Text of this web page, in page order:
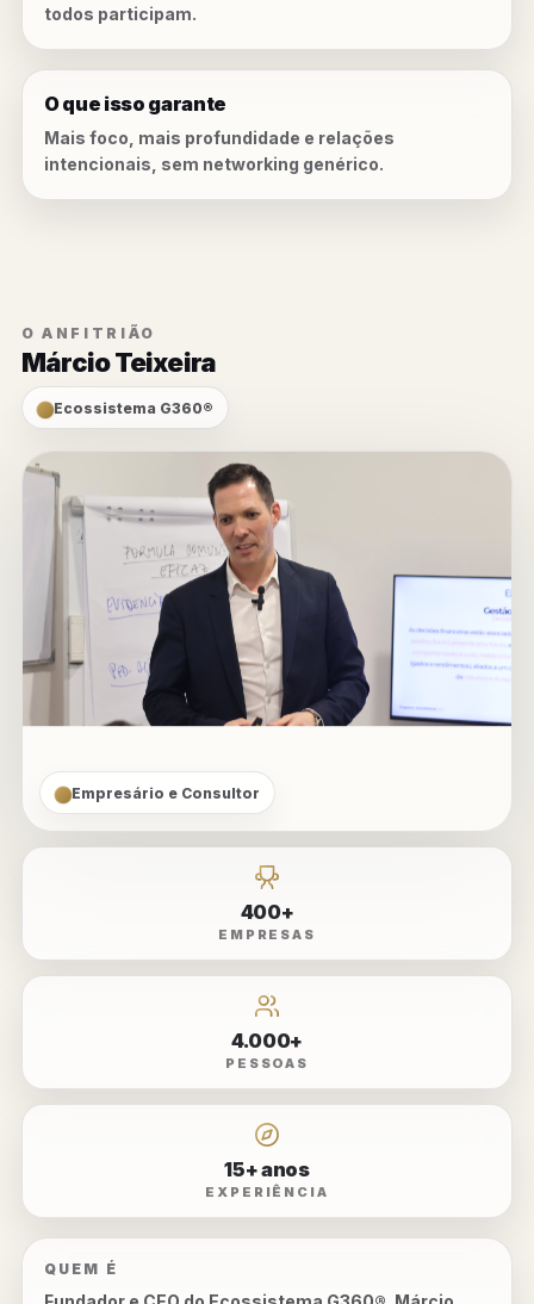
todos participam.
O que isso garante
Mais foco, mais profundidade e relações
intencionais, sem networking genérico.
O ANFITRIÃO
Márcio Teixeira
Ecossistema G360®
Empresário e Consultor
400+
EMPRESAS
4.000+
PESSOAS
15+ anos
EXPERIÊNCIA
QUEM É